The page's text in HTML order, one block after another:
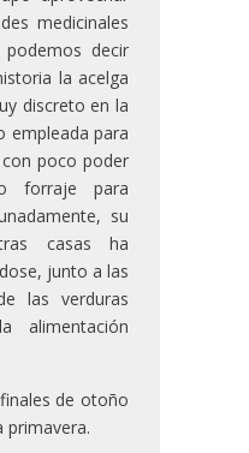
medicinales
decir
la acelga
discreto en la
empleada para
poco poder
forraje para
su
casas ha
junto a las
las verduras
alimentación
de otoño
primavera.